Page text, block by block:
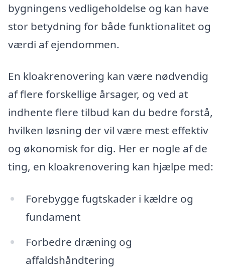
bygningens vedligeholdelse og kan have
stor betydning for både funktionalitet og
værdi af ejendommen.
En kloakrenovering kan være nødvendig
af flere forskellige årsager, og ved at
indhente flere tilbud kan du bedre forstå,
hvilken løsning der vil være mest effektiv
og økonomisk for dig. Her er nogle af de
ting, en kloakrenovering kan hjælpe med:
Forebygge fugtskader i kældre og
fundament
Forbedre dræning og
affaldshåndtering